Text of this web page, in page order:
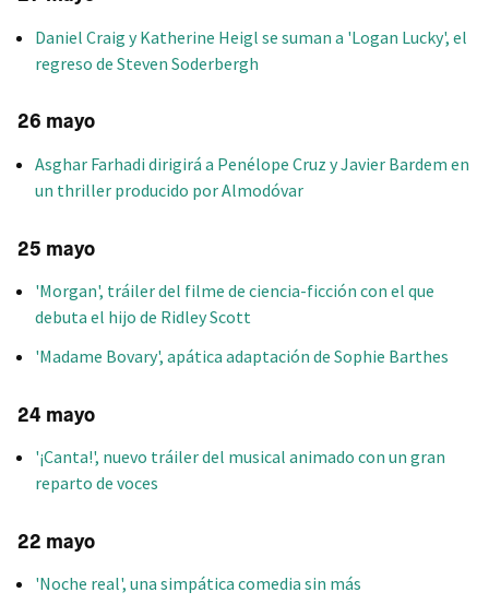
Daniel Craig y Katherine Heigl se suman a 'Logan Lucky', el
regreso de Steven Soderbergh
26 mayo
Asghar Farhadi dirigirá a Penélope Cruz y Javier Bardem en
un thriller producido por Almodóvar
25 mayo
'Morgan', tráiler del filme de ciencia-ficción con el que
debuta el hijo de Ridley Scott
'Madame Bovary', apática adaptación de Sophie Barthes
24 mayo
'¡Canta!', nuevo tráiler del musical animado con un gran
reparto de voces
22 mayo
'Noche real', una simpática comedia sin más